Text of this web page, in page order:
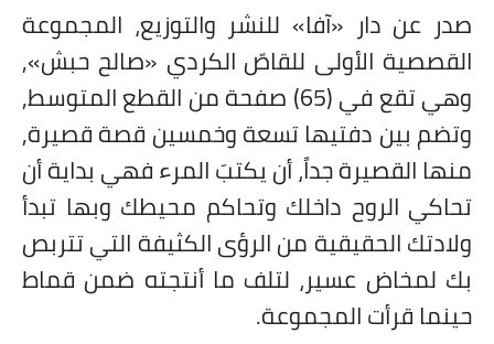
صدر عن دار «آفا» للنشر والتوزيع، المجموعة
القصصية الأولى للقاصّ الكردي «صالح حبش»,
وهي تقع في (65) صفحة من القطع المتوسط,
وتضم بين دفتيها تسعة وخمسين قصة قصيرة,
منها القصيرة جداً، أن يكتبَ المرء فهي بداية أن
تحاكي الروح داخلك وتحاكم محيطك وبها تبدأ
ولادتك الحقيقية من الرؤى الكثيفة التي تتربص
بك لمخاض عسير، لتلف ما أنتجته ضمن قماط
حينما قرأت المجموعة.